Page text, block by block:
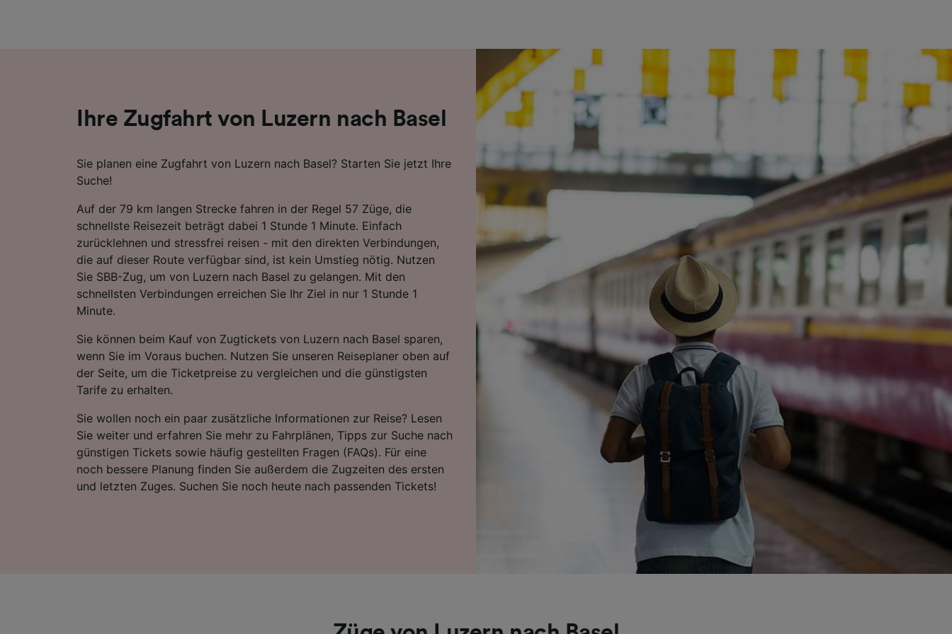
Ihre Zugfahrt von Luzern nach Basel
Sie planen eine Zugfahrt von Luzern nach Basel? Starten Sie jetzt Ihre
Suche!
Auf der 79 km langen Strecke fahren in der Regel 57 Züge, die
schnellste Reisezeit beträgt dabei 1 Stunde 1 Minute. Einfach
zurücklehnen und stressfrei reisen - mit den direkten Verbindungen,
die auf dieser Route verfügbar sind, ist kein Umstieg nötig. Nutzen
Sie SBB-Zug, um von Luzern nach Basel zu gelangen. Mit den
schnellsten Verbindungen erreichen Sie Ihr Ziel in nur 1 Stunde 1
Minute.
Sie können beim Kauf von Zugtickets von Luzern nach Basel sparen,
wenn Sie im Voraus buchen. Nutzen Sie unseren Reiseplaner oben auf
der Seite, um die Ticketpreise zu vergleichen und die günstigsten
Tarife zu erhalten.
Sie wollen noch ein paar zusätzliche Informationen zur Reise? Lesen
Sie weiter und erfahren Sie mehr zu Fahrplänen, Tipps zur Suche nach
günstigen Tickets sowie häufig gestellten Fragen (FAQs). Für eine
noch bessere Planung finden Sie außerdem die Zugzeiten des ersten
und letzten Zuges. Suchen Sie noch heute nach passenden Tickets!